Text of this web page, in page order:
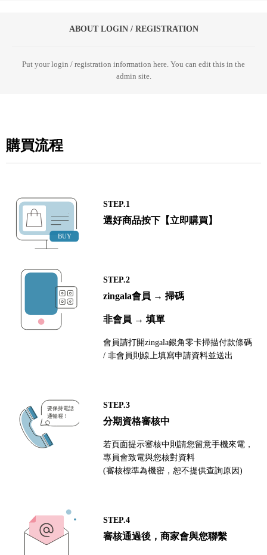
ABOUT LOGIN / REGISTRATION
Put your login / registration information here. You can edit this in the
admin site.
購買流程
STEP.1
選好商品按下【立即購買】
STEP.2
zingala會員 → 掃碼
非會員 → 填單
會員請打開zingala銀角零卡掃描付款條碼
/ 非會員則線上填寫申請資料並送出
STEP.3
分期資格審核中
若頁面提示審核中則請您留意手機來電，
專員會致電與您核對資料
(審核標準為機密，恕不提供查詢原因)
STEP.4
審核通過後，商家會與您聯繫